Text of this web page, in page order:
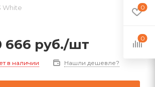
White
666 руб./шт
в наличии Нашли дешевле?
0
0